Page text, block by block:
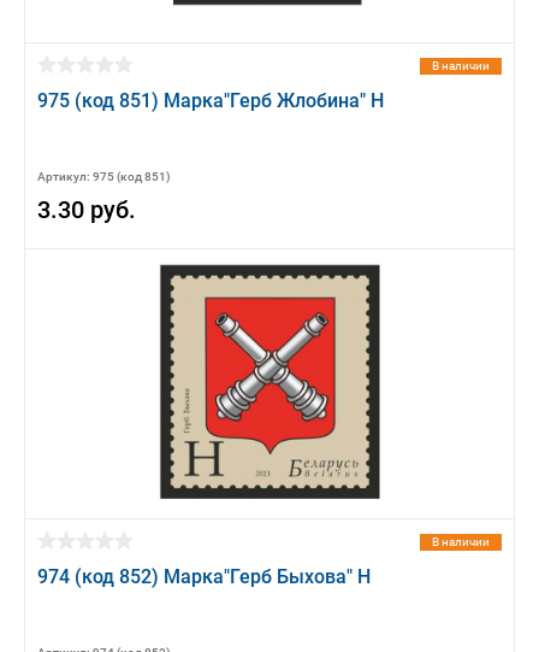
В наличии
975 (код 851) Марка"Герб Жлобина" Н
Артикул: 975 (код 851)
3.30 руб.
В наличии
974 (код 852) Марка"Герб Быхова" Н